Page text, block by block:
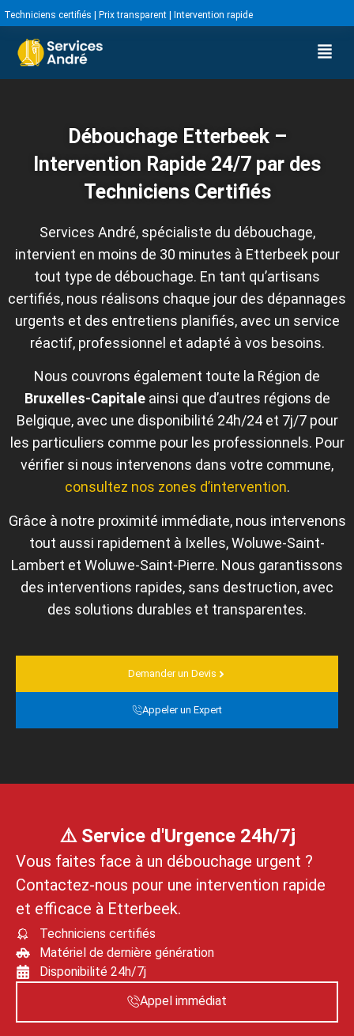
Techniciens certifiés | Prix transparent | Intervention rapide
Débouchage Etterbeek –
Intervention Rapide 24/7 par des
Techniciens Certifiés
Services André, spécialiste du débouchage,
intervient en moins de 30 minutes à Etterbeek pour
tout type de débouchage. En tant qu’artisans
certifiés, nous réalisons chaque jour des dépannages
urgents et des entretiens planifiés, avec un service
réactif, professionnel et adapté à vos besoins.
Nous couvrons également toute la Région de
Bruxelles‑Capitaleainsi que d’autres régions de
Belgique, avec une disponibilité 24h/24 et 7j/7 pour
les particuliers comme pour les professionnels. Pour
vérifier si nous intervenons dans votre commune,
consultez nos zones d’intervention.
Grâce à notre proximité immédiate, nous intervenons
tout aussi rapidement à Ixelles, Woluwe-Saint-
Lambert et Woluwe-Saint-Pierre. Nous garantissons
des interventions rapides, sans destruction, avec
des solutions durables et transparentes.
Demander un Devis
Appeler un Expert
⚠️ Service d'Urgence 24h/7j
Vous faites face à un débouchage urgent ?
Contactez‑nous pour une intervention rapide
et efficace à Etterbeek.
Techniciens certifiés
Matériel de dernière génération
Disponibilité 24h/7j
Appel immédiat